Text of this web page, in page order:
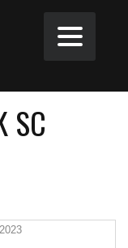
SC